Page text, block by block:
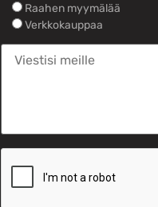
Raahen myymälää
Verkkokauppaa